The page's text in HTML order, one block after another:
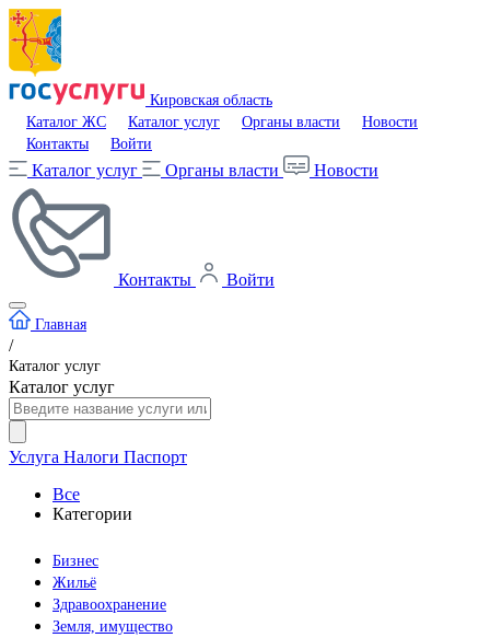
Кировская область
Каталог ЖС
Каталог услуг Органы власти
Новости
Контакты
Войти
Каталог услуг Органы власти Новости
Контакты Войти
Главная
/
Каталог услуг
Каталог услуг
Услуга Налоги Паспорт
Все
Категории
Бизнес
Жильё
Здравоохранение
Земля, имущество